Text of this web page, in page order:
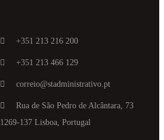
+351 213 216 200
+351 213 466 129
correio@stadministrativo.pt
Rua de São Pedro de Alcântara, 73
1269-137 Lisboa, Portugal